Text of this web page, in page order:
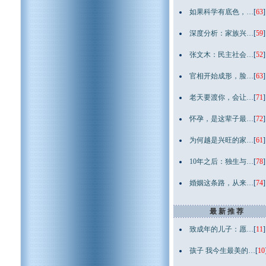
如果科学有底色，…[63]
深度分析：家族兴…[59]
张文木：民主社会…[52]
官相开始成形，脸…[63]
老天要渡你，会让…[71]
怀孕，是这辈子最…[72]
为何越是兴旺的家…[61]
10年之后：独生与…[78]
婚姻这条路，从来…[74]
最 新 推 荐
致成年的儿子：愿…[11]
孩子 我今生最美的…[10